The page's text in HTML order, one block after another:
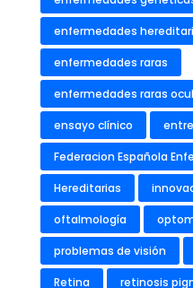
enfermedades
enfermedades raras
enfermedades raras
ensayo clínico
Federacion Española
Hereditarias
oftalmología
problemas de visión
Retina retinosis